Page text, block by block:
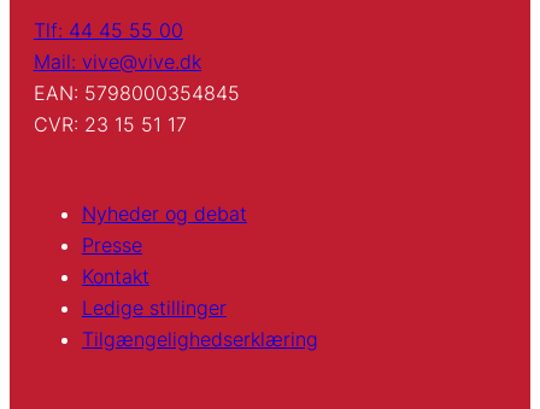
Tlf: 44 45 55 00
Mail: vive@vive.dk
EAN: 5798000354845
CVR: 23 15 51 17
Nyheder og debat
Presse
Kontakt
Ledige stillinger
Tilgængelighedserklæring